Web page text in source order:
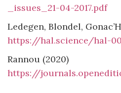
_issues_21-04-2017.pdf
Ledegen, Blondel,
https://hal.science/hal-
Rannou (2020)
https://